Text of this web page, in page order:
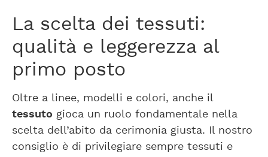
La scelta dei tessuti:
qualità e leggerezza al
primo posto
Oltre a linee, modelli e colori, anche il
tessuto gioca un ruolo fondamentale nella
scelta dell’abito da cerimonia giusta. Il nostro
consiglio è di privilegiare sempre tessuti e